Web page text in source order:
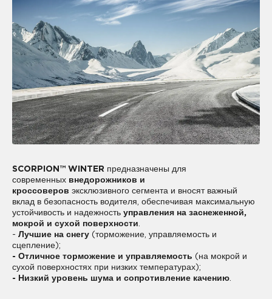
SCORPION™ WINTER предназначены для
современных внедорожников и
кроссоверов эксклюзивного сегмента и вносят важный
вклад в безопасность водителя, обеспечивая максимальную
устойчивость и надежность управления на заснеженной,
мокрой и сухой поверхности.
- Лучшие на снегу (торможение, управляемость и
сцепление);
- Отличное торможение и управляемость (на мокрой и
сухой поверхностях при низких температурах);
- Низкий уровень шума и сопротивление качению.